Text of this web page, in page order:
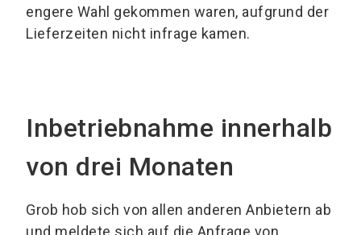
engere Wahl gekommen waren, aufgrund der
Lieferzeiten nicht infrage kamen.
Inbetriebnahme innerhalb
von drei Monaten
Grob hob sich von allen anderen Anbietern ab